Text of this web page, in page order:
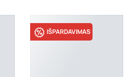
IŠPARDAVIMAS